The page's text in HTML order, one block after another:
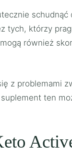
tych, którzy
również
z problemami
ten